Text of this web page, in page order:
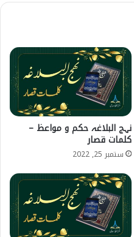
نہج البلاغہ حکم و مواعظ –
کلمات قصار
ستمبر 25, 2022